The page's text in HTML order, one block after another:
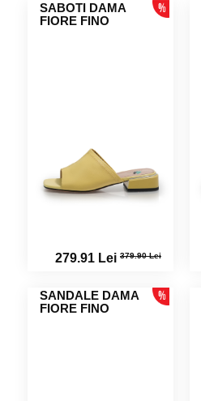
SABOTI DAMA
FIORE FINO
279.91 Lei 379.90 Lei
SANDALE DAMA
FIORE FINO